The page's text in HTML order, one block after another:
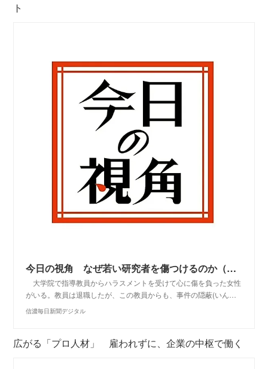
ト
今日の視角 なぜ若い研究者を傷つけるのか（内田樹）｜信濃毎日新聞デジタル 信州・長野県のニュースサイト
大学院で指導教員からハラスメントを受けて心に傷を負った女性
がいる。教員は退職したが、この教員からも、事件の隠蔽(いん…
信濃毎日新聞デジタル
広がる「プロ人材」 雇われずに、企業の中枢で働く